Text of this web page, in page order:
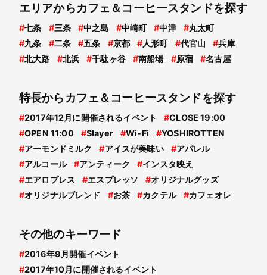
エリアからカフェ＆コーヒースタンドを探す
#七条 #三条 #中之島 #中崎町 #中津 #丸太町
#九条 #二条 #五条 #京都 #人形町 #代官山 #兵庫
#北大路 #北浜 #千駄ヶ谷 #南船場 #原宿 #名古屋
特長からカフェ＆コーヒースタンドを探す
#2017年12月に開催されるイベント #CLOSE 19:00
#OPEN 11:00 #Slayer #Wi-Fi #YOSHIROTTEN
#アーモンドミルク #アイスが美味い #アパレル
#アルコール #アンティーク #インスタ映え
#エアロプレス #エスプレッソ #オリジナルグッズ
#オリジナルブレンド #お茶 #カクテル #カフェオレ
その他のキーワード
#2016年9月開催イベント
#2017年10月に開催されるイベント